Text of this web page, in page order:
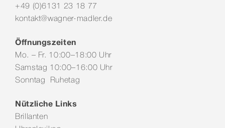
+49 (0)6131 23 18 77
kontakt@wagner-madler.de
Öffnungszeiten
Mo. – Fr. 10:00–18:00 Uhr
Samstag 10:00–16:00 Uhr
Sonntag Ruhetag
Nützliche Links
Brillanten